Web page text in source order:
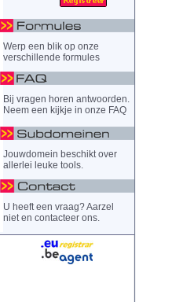
Werp een blik op onze
verschillende formules
Bij vragen horen antwoorden.
Neem een kijkje in onze FAQ
Jouwdomein beschikt over
allerlei leuke tools.
U heeft een vraag? Aarzel
niet en contacteer ons.